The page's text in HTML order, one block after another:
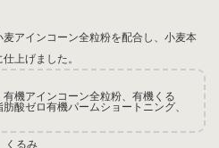
アインコーン全粒粉を配合し、小麦本
上げました。
機アインコーン全粒粉、有機くる
酸ゼロ有機パームショートニング、
くるみ